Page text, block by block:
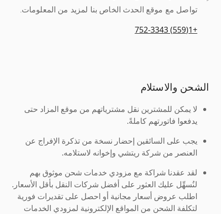
تواصل مع موقع الحدث الخاص بنا لمزيد من المعلومات.
+1(559) 752-3343
الشحن والاستلام
لا يمكن للمشترين نقل مشترياتهم من موقع المزاد حتى
يدفعوا فاتورتهم كاملةً.
يجب على السائقين إحضار نسخة من تذكرة الإفراج عن
العنصر من شركة ريتشي وإخوانه لاستلامه.
لقد عقدنا شراكة مع مزودي خدمات شحن موثوق بهم
لنُسهِّل عليك العثور على أفضل شركات النقل بأقل الأسعار.
اطلب عروض أسعار مجانية أو احصل على تقديرات فورية
لتكلفة الشحن من المواقع الإلكترونية لمزودي الخدمات